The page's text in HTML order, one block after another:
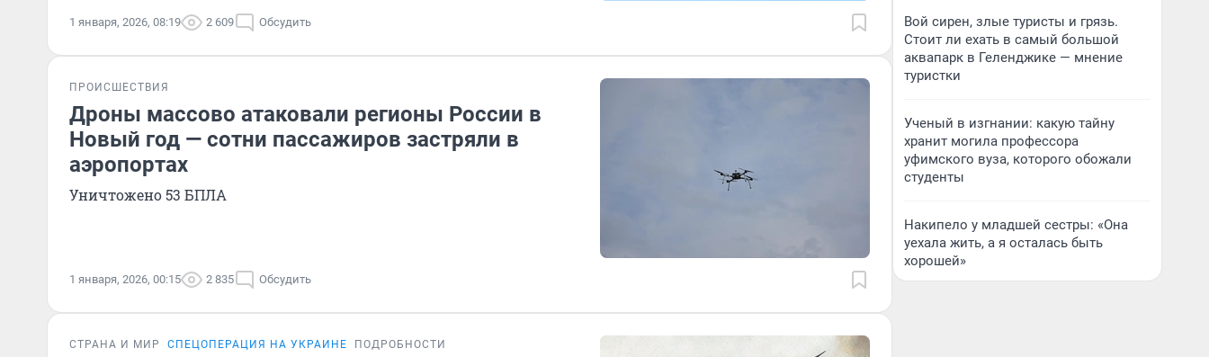
1 января, 2026, 08:19 2 609 Обсудить
ПРОИСШЕСТВИЯ
Дроны массово атаковали регионы России в
Новый год — сотни пассажиров застряли в
аэропортах
Уничтожено 53 БПЛА
1 января, 2026, 00:15 2 835 Обсудить
СТРАНА И МИР СПЕЦОПЕРАЦИЯ НА УКРАИНЕ ПОДРОБНОСТИ
Вой сирен, злые туристы и грязь.
Стоит ли ехать в самый большой
аквапарк в Геленджике — мнение
туристки
Ученый в изгнании: какую тайну
хранит могила профессора
уфимского вуза, которого обожали
студенты
Накипело у младшей сестры: «Она
уехала жить, а я осталась быть
хорошей»